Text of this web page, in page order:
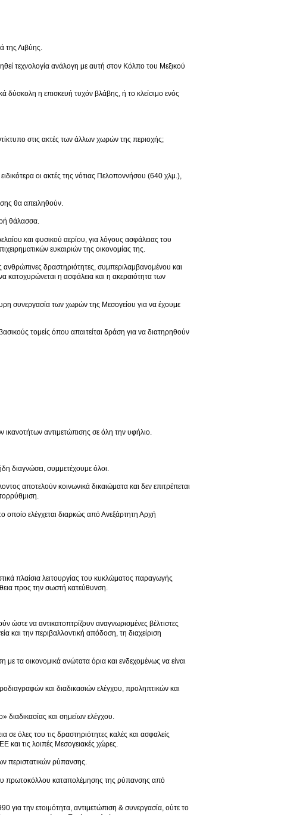
της Λιβύης.
τεχνολογία ανάλογη με αυτή στον Κόλπο του Μεξικού
δύσκολη η επισκευή τυχόν βλάβης, ή το κλείσιμο ενός
στις ακτές των άλλων χωρών της περιοχής;
οι ακτές της νότιας Πελοποννήσου (640 χλμ.),
θα απειληθούν.
θάλασσα.
και φυσικού αερίου, για λόγους ασφάλειας του
ευκαιριών της οικονομίας της.
ανθρώπινες δραστηριότητες, συμπεριλαμβανομένου και
κατοχυρώνεται η ασφάλεια και η ακεραιότητα των
συνεργασία των χωρών της Μεσογείου για να έχουμε
τομείς όπου απαιτείται δράση για να διατηρηθούν
αντιμετώπισης σε όλη την υφήλιο.
διαγνώσει, συμμετέχουμε όλοι.
αποτελούν κοινωνικά δικαιώματα και δεν επιτρέπεται
οποίο ελέγχεται διαρκώς από Ανεξάρτητη Αρχή
πλαίσια λειτουργίας του κυκλώματος παραγωγής
προς την σωστή κατεύθυνση.
ώστε να αντικατοπτρίζουν αναγνωρισμένες βέλτιστες
και την περιβαλλοντική απόδοση, τη διαχείριση
τα οικονομικά ανώτατα όρια και ενδεχομένως να είναι
και διαδικασιών ελέγχου, προληπτικών και
και σημείων ελέγχου.
σε όλες του τις δραστηριότητες καλές και ασφαλείς
και τις λοιπές Μεσογειακές χώρες.
περιστατικών ρύπανσης.
πρωτοκόλλου καταπολέμησης της ρύπανσης από
την ετοιμότητα, αντιμετώπιση & συνεργασία, ούτε το